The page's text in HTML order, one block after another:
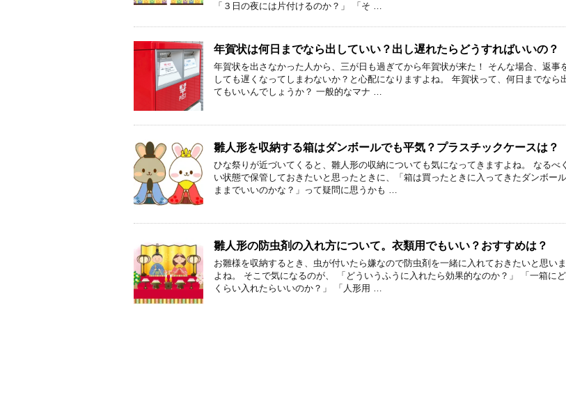
「３日の夜には片付けるのか？」 「そ …
年賀状は何日までなら出していい？出し遅れたらどうすればいいの？
年賀状を出さなかった人から、三が日も過ぎてから年賀状が来た！ そんな場合、返事
しても遅くなってしまわないか？と心配になりますよね。 年賀状って、何日までなら
てもいいんでしょうか？ 一般的なマナ …
雛人形を収納する箱はダンボールでも平気？プラスチックケースは？
ひな祭りが近づいてくると、雛人形の収納についても気になってきますよね。 なるべ
い状態で保管しておきたいと思ったときに、「箱は買ったときに入ってきたダンボー
ままでいいのかな？」って疑問に思うかも …
雛人形の防虫剤の入れ方について。衣類用でもいい？おすすめは？
お雛様を収納するとき、虫が付いたら嫌なので防虫剤を一緒に入れておきたいと思い
よね。 そこで気になるのが、 「どういうふうに入れたら効果的なのか？」 「一箱に
くらい入れたらいいのか？」 「人形用 …